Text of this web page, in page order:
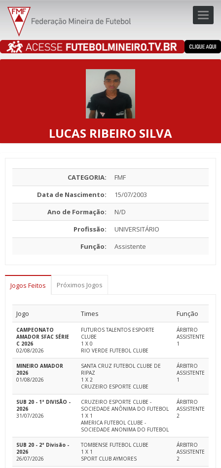
LUCAS RIBEIRO SILVA
CATEGORIA:
FMF
Data de Nascimento:
15/07/2003
Ano de Formação:
N/D
Profissão:
UNIVERSITÁRIO
Função:
Assistente
Jogos Feitos Próximos Jogos
Jogo Times Função
CAMPEONATO
AMADOR SFAC SÉRIE
C 2026
02/08/2026
FUTUROS TALENTOS ESPORTE
CLUBE
1 X 0
RIO VERDE FUTEBOL CLUBE
ÁRBITRO
ASSISTENTE
1
MINEIRO AMADOR
2026
01/08/2026
SANTA CRUZ FUTEBOL CLUBE DE
RIPAZ
1 X 2
CRUZEIRO ESPORTE CLUBE
ÁRBITRO
ASSISTENTE
1
SUB 20 - 1ª DIVISÃO -
2026
31/07/2026
CRUZEIRO ESPORTE CLUBE -
SOCIEDADE ANÔNIMA DO FUTEBOL
1 X 1
AMERICA FUTEBOL CLUBE -
SOCIEDADE ANONIMA DO FUTEBOL
ÁRBITRO
ASSISTENTE
2
SUB 20 - 2ª Divisão -
2026
26/07/2026
TOMBENSE FUTEBOL CLUBE
1 X 1
SPORT CLUB AYMORES
ÁRBITRO
ASSISTENTE
2